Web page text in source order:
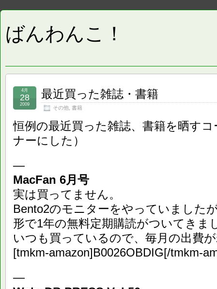
ばんわんこ！
最近買った雑誌・書籍
その他 書籍
4月
28
2009
恒例の最近買った雑誌、書籍を晒す
ナーにした）
—
MacFan 6月号
実は買ってません。
Bento2のモニターをやっていました
形で1年の無料定期購読がついてきま
いつも買っているので、毎月の出費
[tmkm-amazon]B0026OBDIG[/tmkm-
—